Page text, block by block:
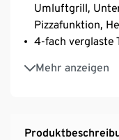
Umluftgrill,
Pizzafunktion,
4-fach verglaste
Mehr anzeigen